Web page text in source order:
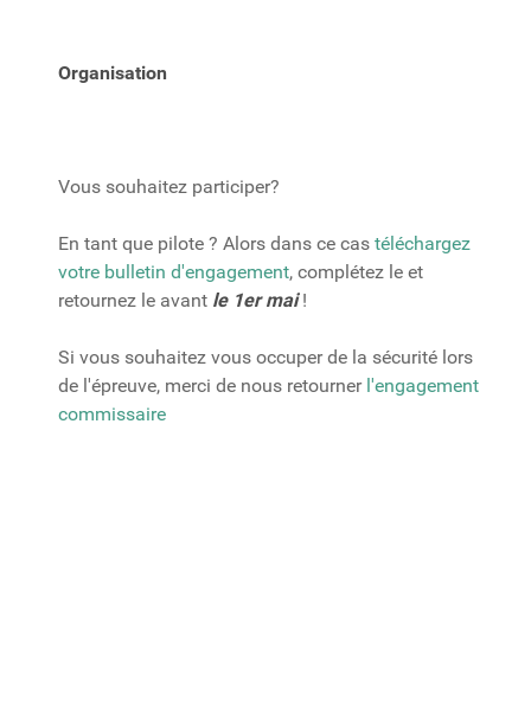
Organisation
Vous souhaitez participer?
En tant que pilote ? Alors dans ce cas téléchargez
votre bulletin d'engagement, complétez le et
retournez le avant le 1er mai !
Si vous souhaitez vous occuper de la sécurité lors
de l'épreuve, merci de nous retourner l'engagement
commissaire